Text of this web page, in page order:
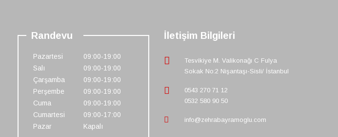
Randevu
Pazartesi
09:00-19:00
Salı
09:00-19:00
Çarşamba
09:00-19:00
Perşembe
09:00-19:00
Cuma
09:00-19:00
Cumartesi
09:00-17:00
Pazar
Kapalı
İletişim Bilgileri
Tesvikiye M. Valikonağı C Fulya
Sokak No:2 Nişantaşı-Sisli/ İstanbul
0543 270 71 12
0532 580 90 50
info@zehrabayramoglu.com